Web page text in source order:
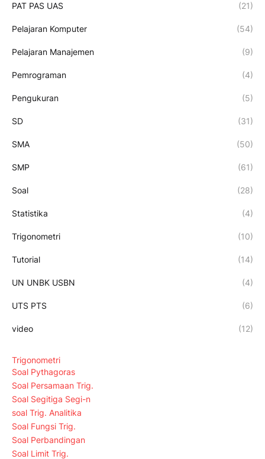
PAT PAS UAS (21)
Pelajaran Komputer (54)
Pelajaran Manajemen (9)
Pemrograman (4)
Pengukuran (5)
SD (31)
SMA (50)
SMP (61)
Soal (28)
Statistika (4)
Trigonometri (10)
Tutorial (14)
UN UNBK USBN (4)
UTS PTS (6)
video (12)
Trigonometri
Soal Pythagoras
Soal Persamaan Trig.
Soal Segitiga Segi-n
soal Trig. Analitika
Soal Fungsi Trig.
Soal Perbandingan
Soal Limit Trig.